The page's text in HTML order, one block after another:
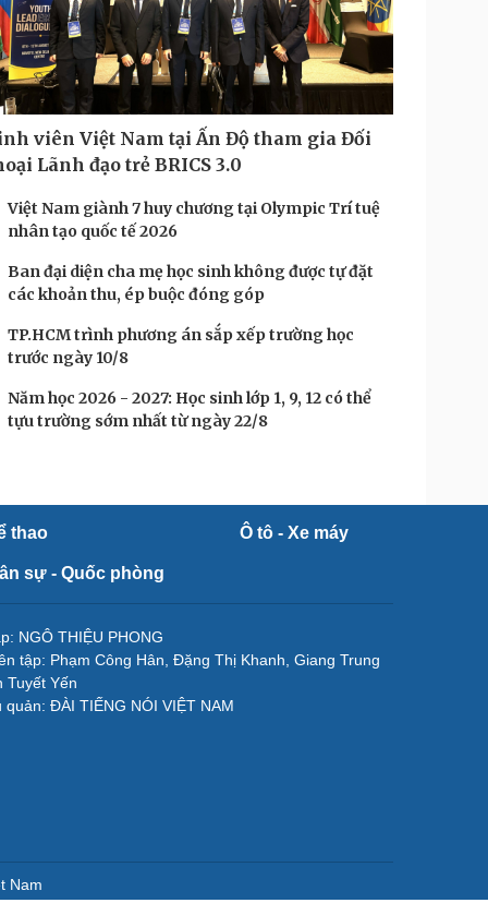
viên Việt Nam tại Ấn Độ tham gia Đối
Lãnh đạo trẻ BRICS 3.0
Việt Nam giành 7 huy chương tại Olympic Trí tuệ
nhân tạo quốc tế 2026
Ban đại diện cha mẹ học sinh không được tự đặt
các khoản thu, ép buộc đóng góp
TP.HCM trình phương án sắp xếp trường học
trước ngày 10/8
Năm học 2026 - 2027: Học sinh lớp 1, 9, 12 có thể
tựu trường sớm nhất từ ngày 22/8
thao Ô tô - Xe máy
sự - Quốc phòng
NGÔ THIỆU PHONG
tập: Phạm Công Hân, Đặng Thị Khanh, Giang Trung
Tuyết Yến
quản: ĐÀI TIẾNG NÓI VIỆT NAM
Nam